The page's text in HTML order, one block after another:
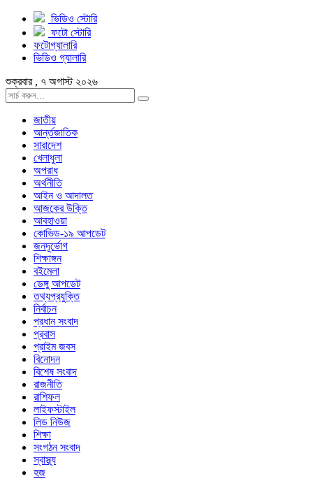
ভিডিও স্টোরি
ফটো স্টোরি
ফটোগ্যালারি
ভিডিও গ্যালারি
শুক্রবার , ৭ অগাস্ট ২০২৬
জাতীয়
আর্ন্তজাতিক
সারাদেশ
খেলাধুলা
অপরাধ
অর্থনীতি
আইন ও আদালত
আজকের উক্তি
আবহাওয়া
কোভিড-১৯ আপডেট
জনদূর্ভোগ
শিক্ষাঙ্গন
বইমেলা
ডেঙ্গু আপডেট
তথ্যপ্রযুক্তি
নির্বাচন
প্রধান সংবাদ
প্রবাস
প্রাইম জবস
বিনোদন
বিশেষ সংবাদ
রাজনীতি
রাশিফল
লাইফস্টাইল
লিড নিউজ
শিক্ষা
সংগঠন সংবাদ
স্বাস্থ্য
হজ